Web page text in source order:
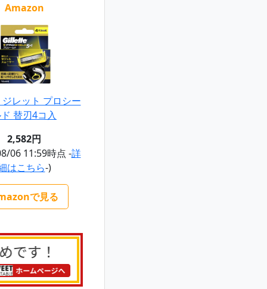
Amazon
レット プロシー
替刃4コ入
2,582円
06 11:59時点 -詳
はこちら-)
で見る